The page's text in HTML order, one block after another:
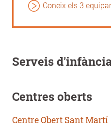
Coneix els 3
Serveis
Centres oberts
Centre Obert Sant Martí